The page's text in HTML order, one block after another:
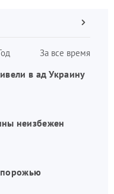
За все время
Следующая
в ад Украину
неизбежен